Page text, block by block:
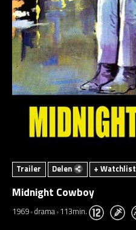
Trailer Delen + Watchlist
Midnight Cowboy
1969 drama 113min.